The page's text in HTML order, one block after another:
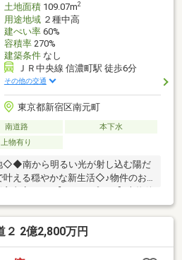
土地面積109.07m2
用途地域２種中高
建ぺい率60%
容積率270%
建築条件なし
ＪＲ中央線 信濃町駅 徒歩6分
その他の交通
東京都新宿区南元町
南道路
本下水
上物有り
◇◆南から明るい光が射し込む陽だ
える穏やかな新生活◇♪物件のお
支店まで♪【ライフプラン】本物件
ーションはもちろん、本物件購入
クルの変化を見据えた長期的なラ
実施します。【物件調査報告書】
報告書を作成します。重要事項説
２ 2億2,800万円